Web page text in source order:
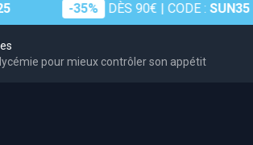
-35% DÈS 90€| CODE :SUN35
pour mieux contrôler son appétit